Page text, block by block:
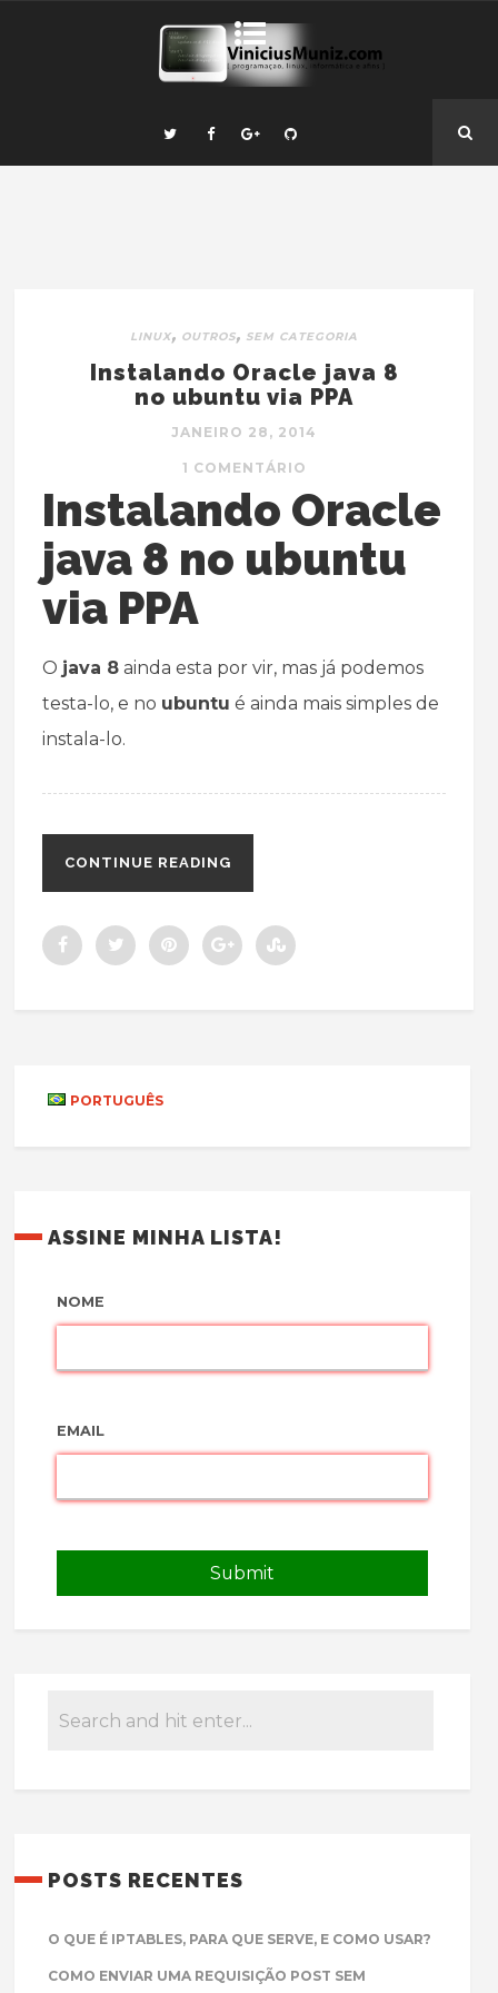
LINUX, OUTROS, SEM CATEGORIA
Instalando Oracle java 8
no ubuntu via PPA
JANEIRO 28, 2014
1 COMENTÁRIO
Instalando Oracle
java 8 no ubuntu
via PPA
O java 8 ainda esta por vir, mas já podemos
testa-lo, e no ubuntu é ainda mais simples de
instala-lo.
CONTINUE READING
PORTUGUÊS
ASSINE MINHA LISTA!
NOME
EMAIL
POSTS RECENTES
O QUE É IPTABLES, PARA QUE SERVE, E COMO USAR?
COMO ENVIAR UMA REQUISIÇÃO POST SEM